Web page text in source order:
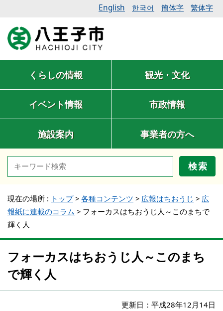
English 한국어 簡体字 繁体字
くらしの情報 観光・文化
イベント情報 市政情報
施設案内 事業者の方へ
検索
現在の場所 : トップ> 各種コンテンツ > 広報はちおうじ > 広
報紙に連載のコラム > フォーカスはちおうじ人～このまちで
輝く人
フォーカスはちおうじ人～このまち
で輝く人
更新日： 平成28年12月14日